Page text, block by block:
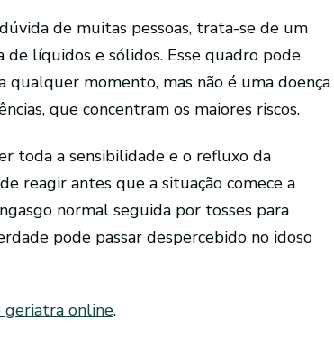
de muitas pessoas, trata-se de um
líquidos e sólidos. Esse quadro pode
qualquer momento, mas não é uma doença
que concentram os maiores riscos.
toda a sensibilidade e o refluxo da
reagir antes que a situação comece a
normal seguida por tosses para
pode passar despercebido no idoso
geriatra online.